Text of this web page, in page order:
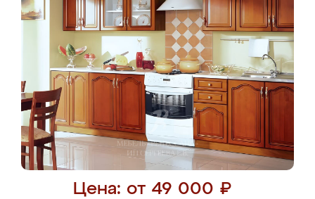
Цена: от 49 000 ₽